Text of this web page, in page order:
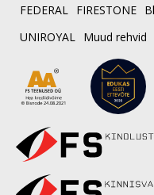
FEDERAL FIRESTONE
UNIROYAL Muud rehvid